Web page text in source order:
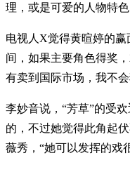
理，或是可爱的人物特
电视人X觉得黄暄婷的
间，如果主要角色得奖
有卖到国际市场，我不
李妙音说，“芳草”的受
的，不过她觉得此角起
薇秀，“她可以发挥的戏